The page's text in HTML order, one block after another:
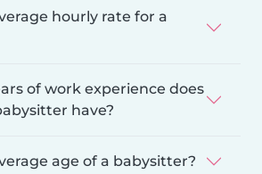
hourly rate for a
of work experience does
have?
age of a babysitter?